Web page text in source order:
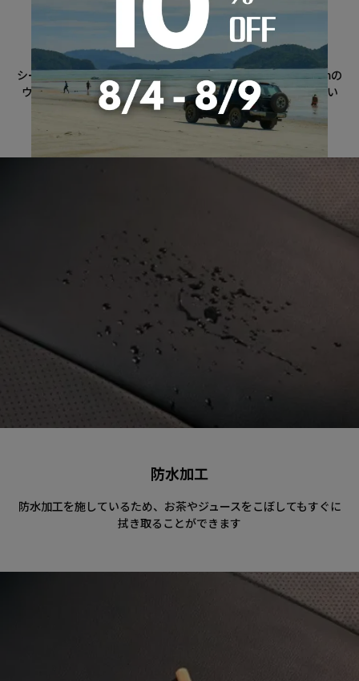
心地良い質感
厚さ10mmのクッション
自然な風合いと堅牢性、吸湿性を合わせ持っています
シートカバーの裏地には厚すぎず、また薄すぎない 厚さ10mmの
ウレタンを採用。 背中を優しく包み込み、体への負担が少ない
工夫を施しています。
防水加工
防水加工を施しているため、お茶やジュースをこぼしてもすぐに
拭き取ることができます